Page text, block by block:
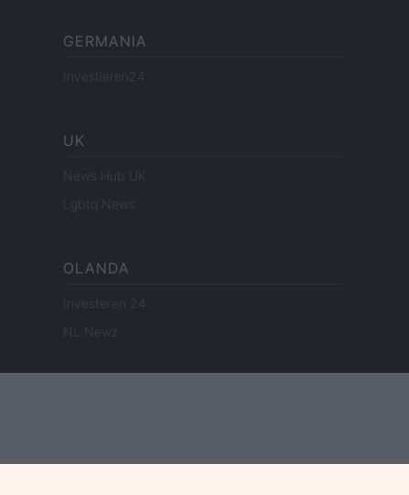
GERMANIA
Investieren24
UK
News Hub UK
Lgbtq News
OLANDA
Investeren 24
NL Newz